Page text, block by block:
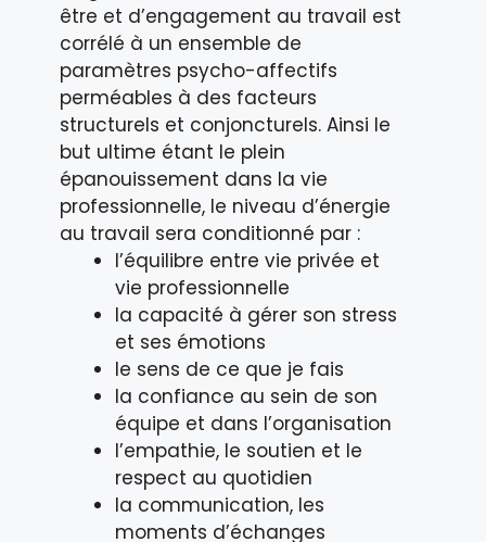
être et d’engagement au travail est
corrélé à un ensemble de
paramètres psycho-affectifs
perméables à des facteurs
structurels et conjoncturels. Ainsi le
but ultime étant le plein
épanouissement dans la vie
professionnelle, le niveau d’énergie
au travail sera conditionné par :
l’équilibre entre vie privée et
vie professionnelle
la capacité à gérer son stress
et ses émotions
le sens de ce que je fais
la confiance au sein de son
équipe et dans l’organisation
l’empathie, le soutien et le
respect au quotidien
la communication, les
moments d’échanges